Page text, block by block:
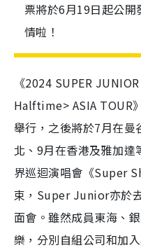
票將於6月19日起公
情啦！
《2024 SUPER
Halftime> ASIA TOUR
舉行，之後將於7月在曼
北、9月在香港及雅加
界巡迴演唱會《Super
束，Super Junior亦於
面會。雖然成員東海、
樂，分別自組公司和加